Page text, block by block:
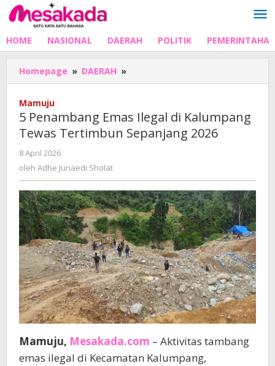
Lewati
ke
HOME NASIONAL DAERAH POLITIK
Homepage » DAERAH »
Penambang
di
Kalumpang
Mamuju
5 Penambang Emas Ilegal di Kalumpang
Tewas Tertimbun Sepanjang 2026
8 April 2026
Adhe
oleh Adhe Junaedi Sholat
Mamuju, Mesakada.com – Aktivitas tambang
emas ilegal di Kecamatan Kalumpang,